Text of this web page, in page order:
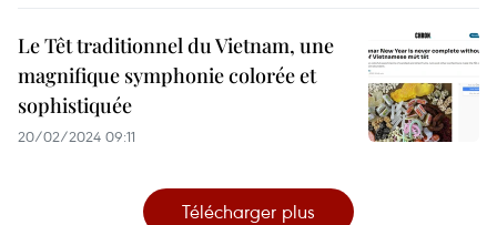
Le Têt traditionnel du Vietnam, une
magnifique symphonie colorée et
sophistiquée
20/02/2024 09:11
Télécharger plus